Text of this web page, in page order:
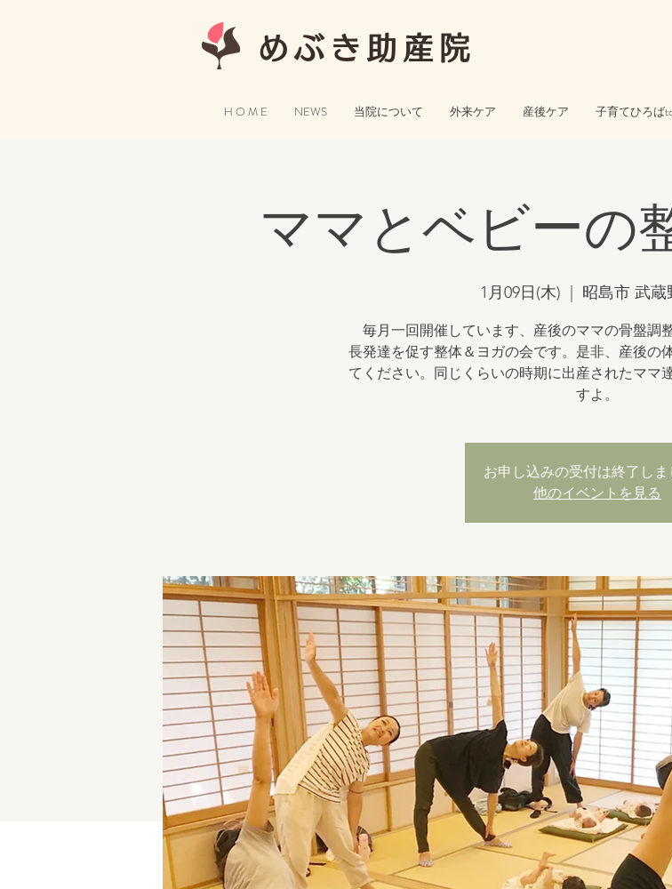
めぶき助産院
H O M E NEWS 当院について 外来ケア 産後ケア 子育てひろば
ママとベビーの
1月09日(木) 昭島市 武蔵
毎月一回開催しています、産後のママの骨盤調
長発達を促す整体＆ヨガの会です。是非、産後の
てください。同じくらいの時期に出産されたママ
すよ。
お申し込みの受付は終了しま
他のイベントを見る